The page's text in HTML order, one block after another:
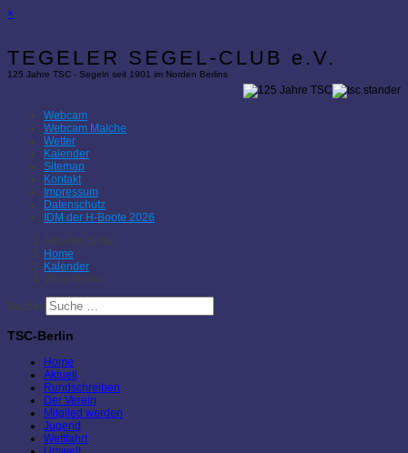
×
TEGELER SEGEL-CLUB e.V.
125 Jahre TSC - Segeln seit 1901 im Norden Berlins
Webcam
Webcam Malche
Wetter
Kalender
Sitemap
Kontakt
Impressum
Datenschutz
IDM der H-Boote 2026
Aktuelle Seite:
Home
Kalender
Winterferien
Suchen
TSC-Berlin
Home
Aktuell
Rundschreiben
Der Verein
Mitglied werden
Jugend
Wettfahrt